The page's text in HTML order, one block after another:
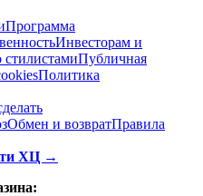
Программа
Инвесторам и
стилистамиПубличная
Политика
Обмен и возвратПравила
ХЦ →